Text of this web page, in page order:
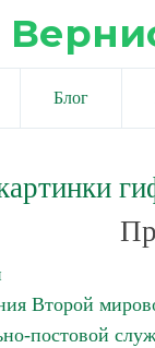
Блог
Второй
постовой